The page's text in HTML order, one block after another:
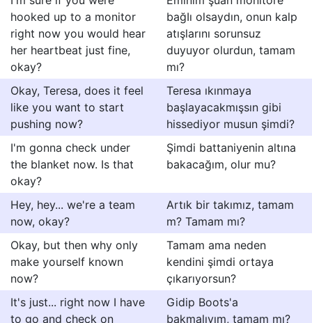
hooked up to a monitor
right now you would hear
her heartbeat just fine,
okay?
bağIı olsaydın, onun kalp
atışlarını sorunsuz
duyuyor olurdun, tamam
mı?
Okay, Teresa, does it feel
like you want to start
pushing now?
Teresa ıkınmaya
başlayacakmışsın gibi
hissediyor musun şimdi?
I'm gonna check under
the blanket now. Is that
okay?
Şimdi battaniyenin altına
bakacağım, olur mu?
Hey, hey... we're a team
now, okay?
Artık bir takımız, tamam
m? Tamam mı?
Okay, but then why only
make yourself known
now?
Tamam ama neden
kendini şimdi ortaya
çıkarıyorsun?
It's just... right now I have
to go and check on
Gidip Boots'a
bakmalıyım, tamam mı?